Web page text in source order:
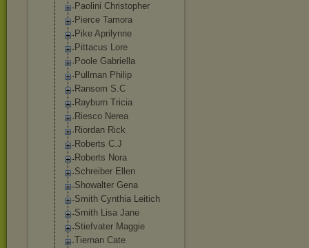
Paolini Christopher
Pierce Tamora
Pike Aprilynne
Pittacus Lore
Poole Gabriella
Pullman Philip
Ransom S.C
Rayburn Tricia
Riesco Nerea
Riordan Rick
Roberts C.J
Roberts Nora
Schreiber Ellen
Showalter Gena
Smith Cynthia Leitich
Smith Lisa Jane
Stiefvater Maggie
Tiernan Cate